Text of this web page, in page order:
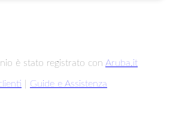
è stato registrato con Aruba.it
Guide e Assistenza